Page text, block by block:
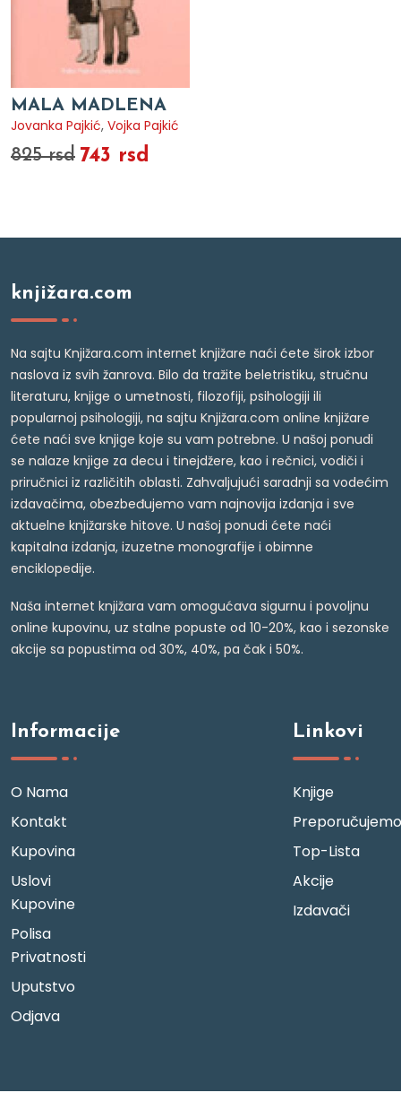
MALA MADLENA
Jovanka Pajkić, Vojka Pajkić
825 rsd 743 rsd
knjižara.com
Na sajtu Knjižara.com internet knjižare naći ćete širok izbor
naslova iz svih žanrova. Bilo da tražite beletristiku, stručnu
literaturu, knjige o umetnosti, filozofiji, psihologiji ili
popularnoj psihologiji, na sajtu Knjižara.com online knjižare
ćete naći sve knjige koje su vam potrebne. U našoj ponudi
se nalaze knjige za decu i tinejdžere, kao i rečnici, vodiči i
priručnici iz različitih oblasti. Zahvaljujući saradnji sa vodećim
izdavačima, obezbeđujemo vam najnovija izdanja i sve
aktuelne knjižarske hitove. U našoj ponudi ćete naći
kapitalna izdanja, izuzetne monografije i obimne
enciklopedije.
Naša internet knjižara vam omogućava sigurnu i povoljnu
online kupovinu, uz stalne popuste od 10-20%, kao i sezonske
akcije sa popustima od 30%, 40%, pa čak i 50%.
Informacije
O Nama
Kontakt
Kupovina
Uslovi
Kupovine
Polisa
Privatnosti
Uputstvo
Odjava
Linkovi
Knjige
Preporučujemo
Top-Lista
Akcije
Izdavači